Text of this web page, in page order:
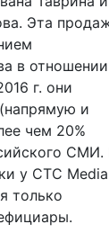
Эта
в отношении
г. они
и
чем 20%
СМИ.
у CTC Media
только